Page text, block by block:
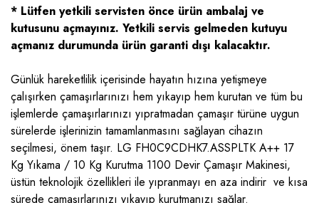
* Lütfen yetkili servisten önce ürün ambalaj ve
kutusunu açmayınız. Yetkili servis gelmeden kutuyu
açmanız durumunda ürün garanti dışı kalacaktır.
Günlük hareketlilik içerisinde hayatın hızına yetişmeye
çalışırken çamaşırlarınızı hem yıkayıp hem kurutan ve tüm bu
işlemlerde çamaşırlarınızı yıpratmadan çamaşır türüne uygun
sürelerde işlerinizin tamamlanmasını sağlayan cihazın
seçilmesi, önem taşır. LG FH0C9CDHK7.ASSPLTK A++ 17
Kg Yıkama / 10 Kg Kurutma 1100 Devir Çamaşır Makinesi,
üstün teknolojik özellikleri ile yıpranmayı en aza indirir ve kısa
sürede çamaşırlarınızı yıkayıp kurutmanızı sağlar.